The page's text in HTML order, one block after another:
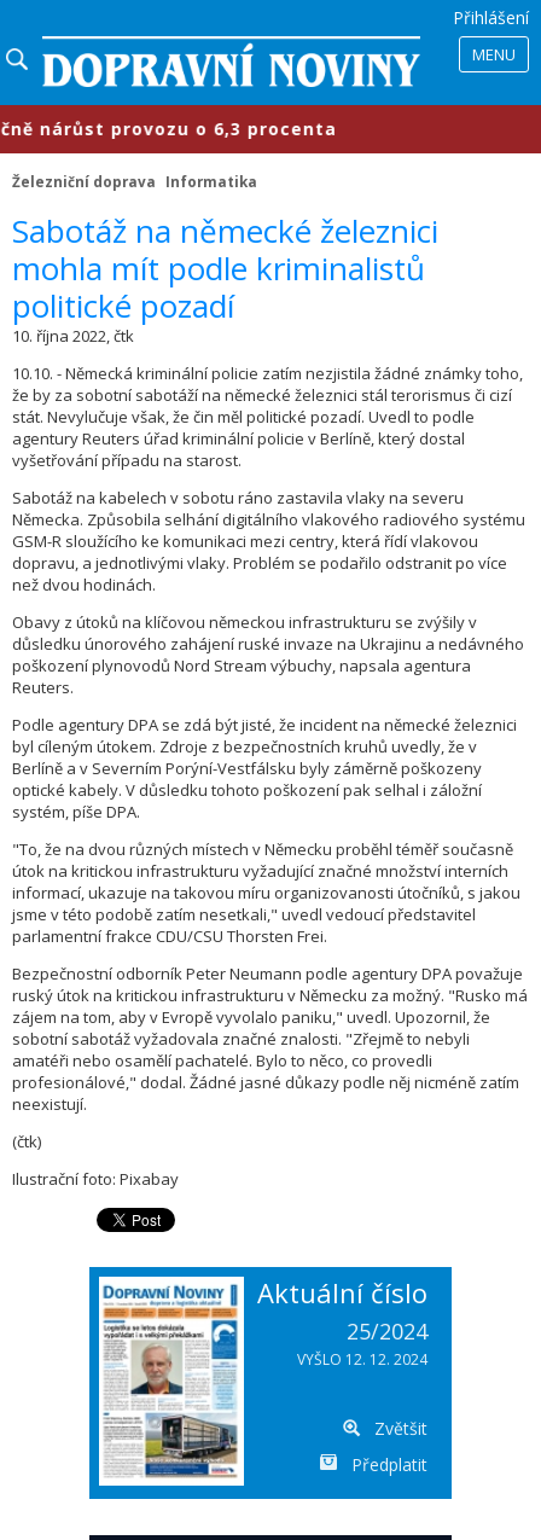
Přihlášení
MENU
provozu o 6,3 procenta
Železniční doprava Informatika
​Sabotáž na německé železnici
mohla mít podle kriminalistů
politické pozadí
10. října 2022, čtk
10.10. - Německá kriminální policie zatím nezjistila žádné známky toho,
že by za sobotní sabotáží na německé železnici stál terorismus či cizí
stát. Nevylučuje však, že čin měl politické pozadí. Uvedl to podle
agentury Reuters úřad kriminální policie v Berlíně, který dostal
vyšetřování případu na starost.
Sabotáž na kabelech v sobotu ráno zastavila vlaky na severu
Německa. Způsobila selhání digitálního vlakového radiového systému
GSM-R sloužícího ke komunikaci mezi centry, která řídí vlakovou
dopravu, a jednotlivými vlaky. Problém se podařilo odstranit po více
než dvou hodinách.
Obavy z útoků na klíčovou německou infrastrukturu se zvýšily v
důsledku únorového zahájení ruské invaze na Ukrajinu a nedávného
poškození plynovodů Nord Stream výbuchy, napsala agentura
Reuters.
Podle agentury DPA se zdá být jisté, že incident na německé železnici
byl cíleným útokem. Zdroje z bezpečnostních kruhů uvedly, že v
Berlíně a v Severním Porýní-Vestfálsku byly záměrně poškozeny
optické kabely. V důsledku tohoto poškození pak selhal i záložní
systém, píše DPA.
"To, že na dvou různých místech v Německu proběhl téměř současně
útok na kritickou infrastrukturu vyžadující značné množství interních
informací, ukazuje na takovou míru organizovanosti útočníků, s jakou
jsme v této podobě zatím nesetkali," uvedl vedoucí představitel
parlamentní frakce CDU/CSU Thorsten Frei.
Bezpečnostní odborník Peter Neumann podle agentury DPA považuje
ruský útok na kritickou infrastrukturu v Německu za možný. "Rusko má
zájem na tom, aby v Evropě vyvolalo paniku," uvedl. Upozornil, že
sobotní sabotáž vyžadovala značné znalosti. "Zřejmě to nebyli
amatéři nebo osamělí pachatelé. Bylo to něco, co provedli
profesionálové," dodal. Žádné jasné důkazy podle něj nicméně zatím
neexistují.
(čtk)
Ilustrační foto: Pixabay
Aktuální číslo
25/2024
VYŠLO 12. 12. 2024
Zvětšit
Předplatit